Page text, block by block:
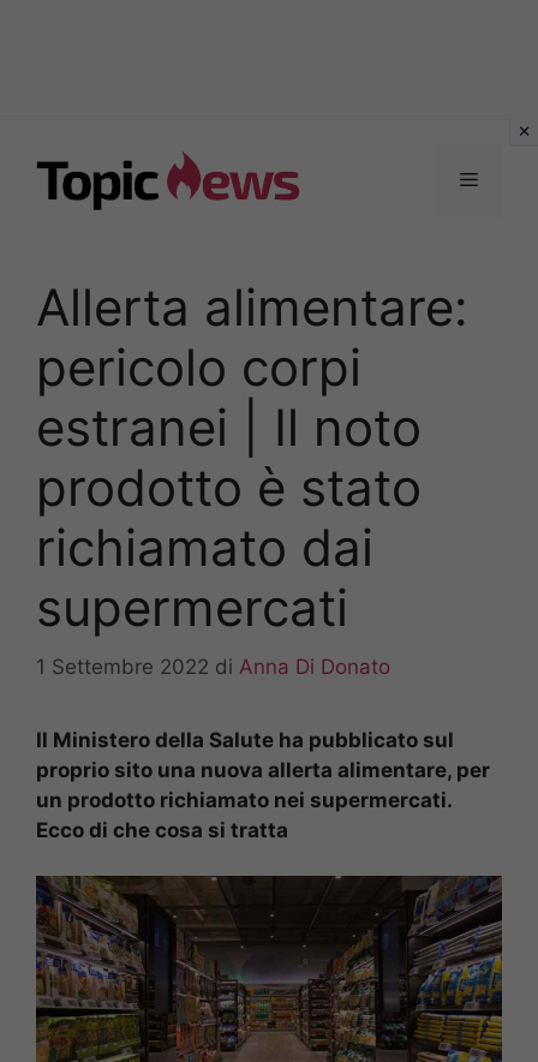
contenuto
Menu
Allerta alimentare:
pericolo corpi
estranei | Il noto
prodotto è stato
richiamato dai
supermercati
1 Settembre 2022 di Anna Di Donato
Il Ministero della Salute ha pubblicato sul
proprio sito una nuova allerta alimentare, per
un prodotto richiamato nei supermercati.
Ecco di che cosa si tratta